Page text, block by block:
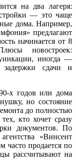
на два лагеря:
— это чаще
дома. Например,
предлагают
начинается от 8
новостроек:
иногда —
задержки сдачи и
х годов или дома
но состояние
до полностью
кто хочет сразу
документов. По
«Винсент
часто продается по
рассчитывают на